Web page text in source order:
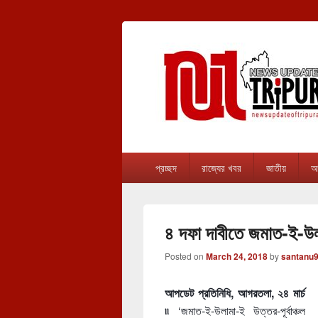
প্রচ্ছদ রাজ্যের খবর জাতীয়
৪ দফা দাবীতে জমাত-ই-
Posted on March 24, 2018by
আপডেট প্রতিনিধি, আগরতলা, ২৪ মার্চ
৷৷ ‘জমাত-ই-উলামা-ই উত্তর-পূর্বাঞ্চল